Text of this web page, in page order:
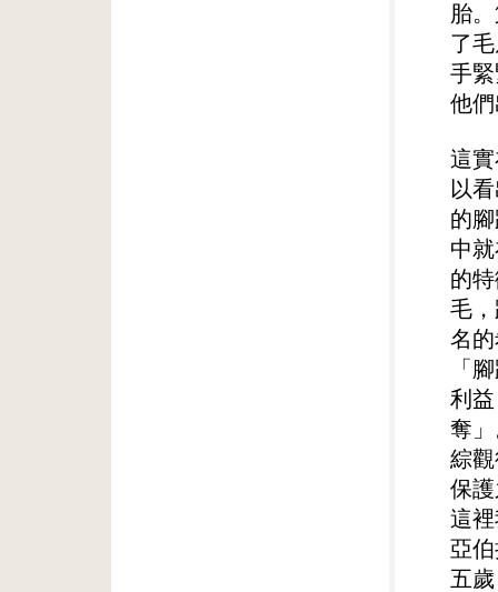
胎
了
手
他
這
以
的
中
的
毛
名
「
利
奪
綜
保
這
亞
五